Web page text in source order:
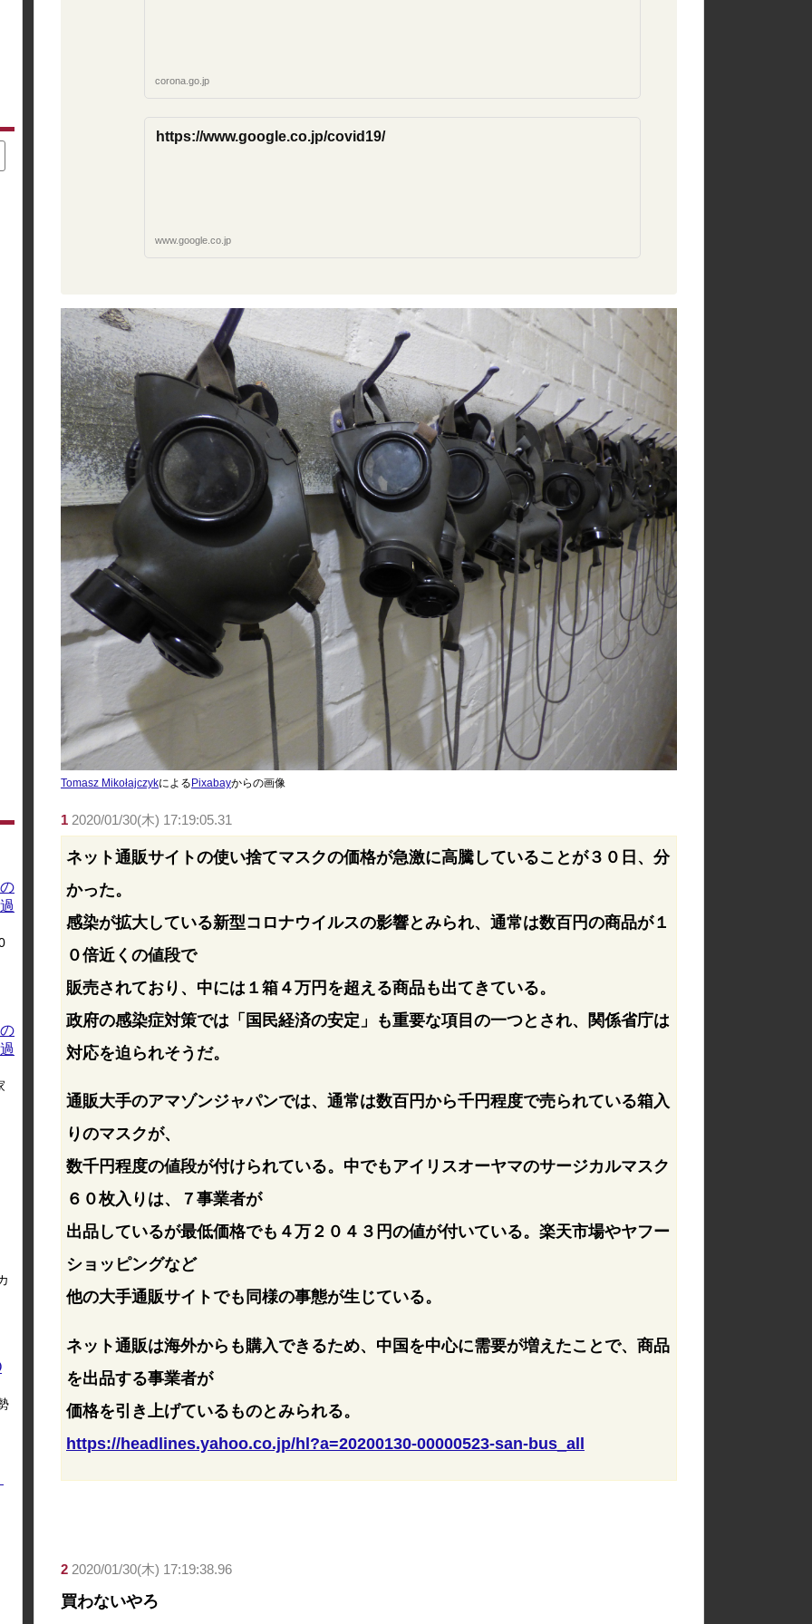
corona.go.jp
https://www.google.co.jp/covid19/
www.google.co.jp
Tomasz Mikołajczykによる Pixabayからの画像
1 2020/01/30(木) 17:19:05.31
ネット通販サイトの使い捨てマスクの価格が急激に高騰していることが３０日、分
かった。
感染が拡大している新型コロナウイルスの影響とみられ、通常は数百円の商品が１
０倍近くの値段で
販売されており、中には１箱４万円を超える商品も出てきている。
政府の感染症対策では「国民経済の安定」も重要な項目の一つとされ、関係省庁は
対応を迫られそうだ。
通販大手のアマゾンジャパンでは、通常は数百円から千円程度で売られている箱入
りのマスクが、
数千円程度の値段が付けられている。中でもアイリスオーヤマのサージカルマスク
６０枚入りは、７事業者が
出品しているが最低価格でも４万２０４３円の値が付いている。楽天市場やヤフー
ショッピングなど
他の大手通販サイトでも同様の事態が生じている。
ネット通販は海外からも購入できるため、中国を中心に需要が増えたことで、商品
を出品する事業者が
価格を引き上げているものとみられる。
https://headlines.yahoo.co.jp/hl?a=20200130-00000523-san-bus_all
2 2020/01/30(木) 17:19:38.96
買わないやろ